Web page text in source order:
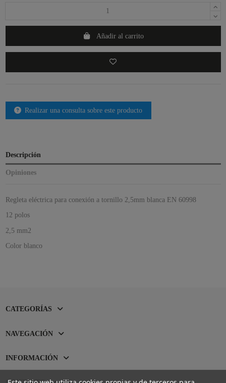
Añadir al carrito
Realizar una consulta sobre este producto
Descripción
Opiniones
Regleta eléctrica para conexión a tornillo 2,5mm blanca EN 60998
12 polos
2,5 mm2
Color blanco
CATEGORÍAS
NAVEGACIÓN
INFORMACIÓN